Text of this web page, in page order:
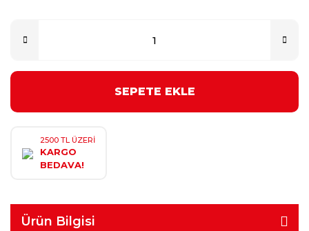
SEPETE EKLE
2500 TL ÜZERİ
KARGO
BEDAVA!
Ürün Bilgisi